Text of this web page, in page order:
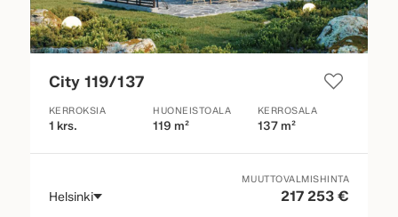
City 119/137
KERROKSIA
1 krs.
HUONEISTOALA
119 m²
KERROSALA
137 m²
Helsinki
MUUTTOVALMISHINTA
217 253 €